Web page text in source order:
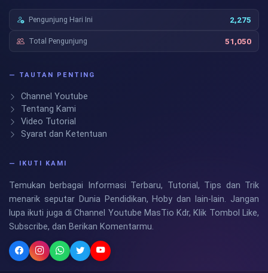
Pengunjung Hari Ini 2,275
Total Pengunjung 51,050
— TAUTAN PENTING
Channel Youtube
Tentang Kami
Video Tutorial
Syarat dan Ketentuan
— IKUTI KAMI
Temukan berbagai Informasi Terbaru, Tutorial, Tips dan Trik
menarik seputar Dunia Pendidikan, Hoby dan lain-lain. Jangan
lupa ikuti juga di Channel Youtube MasTio Kdr, Klik Tombol Like,
Subscribe, dan Berikan Komentarmu.